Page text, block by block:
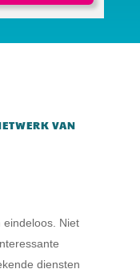
VAN
eindeloos. Niet
diensten